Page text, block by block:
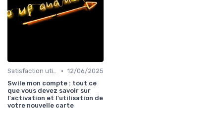
Satisfaction utilisateurs • 12/06/2025
Swile mon compte : tout ce
que vous devez savoir sur
l'activation et l'utilisation de
votre nouvelle carte